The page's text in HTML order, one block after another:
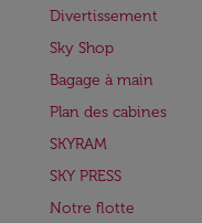
Divertissement
Sky Shop
Bagage à main
Plan des cabines
SKYRAM
SKY PRESS
Notre flotte